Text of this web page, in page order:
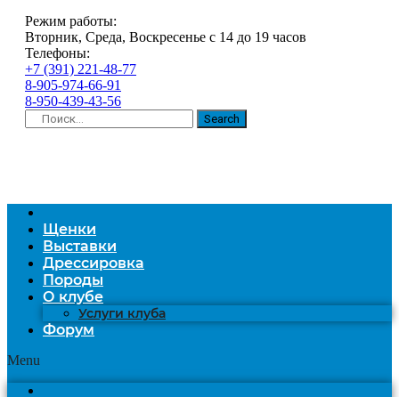
Режим работы:
Вторник, Среда, Воскресенье с 14 до 19 часов
Телефоны:
+7 (391) 221-48-77
8-905-974-66-91
8-950-439-43-56
Search
Щенки
Выставки
Дрессировка
Породы
О клубе
Услуги клуба
Форум
Menu